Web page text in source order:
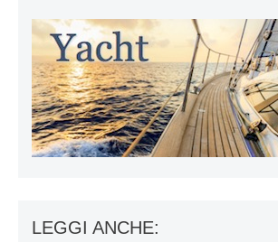
LEGGI ANCHE: